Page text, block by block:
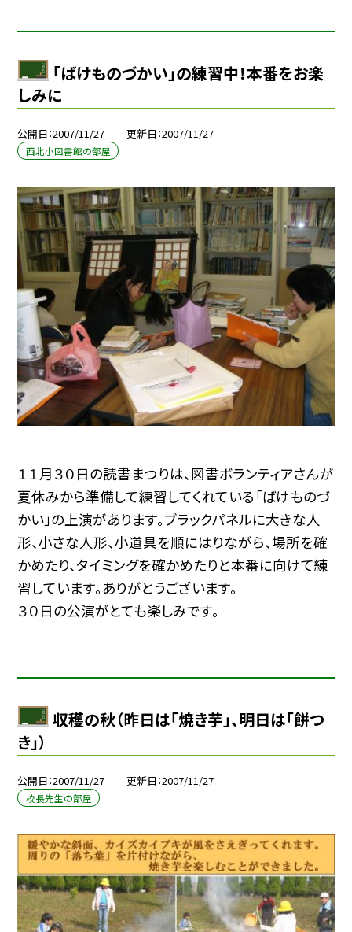
「ばけものづかい」の練習中！本番をお楽
しみに
公開日 2007/11/27 更新日 2007/11/27
西北小図書館の部屋
１１月３０日の読書まつりは、図書ボランティアさんが
夏休みから準備して練習してくれている「ばけものづ
かい」の上演があります。ブラックパネルに大きな人
形、小さな人形、小道具を順にはりながら、場所を確
かめたり、タイミングを確かめたりと本番に向けて練
習しています。ありがとうございます。
３０日の公演がとても楽しみです。
収穫の秋（昨日は「焼き芋」、明日は「餅つ
き」）
公開日 2007/11/27 更新日 2007/11/27
校長先生の部屋